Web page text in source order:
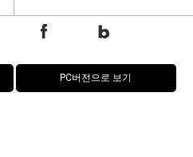
PC버전으로 보기